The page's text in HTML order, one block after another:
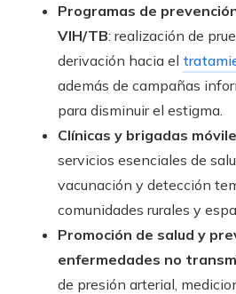
Programas de
VIH/TB: realización de
derivación hacia el
además de campañas
para disminuir el estigma.
Clínicas y brigadas
servicios esenciales de
vacunación y detección
comunidades rurales y
Promoción de salud y
enfermedades no
de presión arterial,